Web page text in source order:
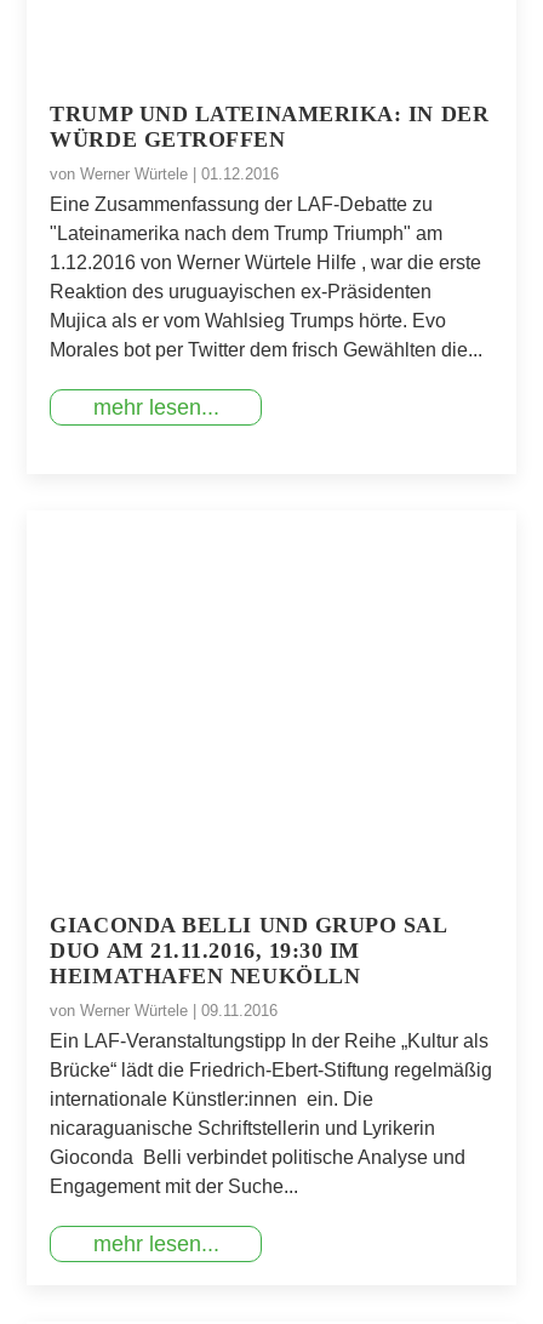
TRUMP UND LATEINAMERIKA: IN DER
WÜRDE GETROFFEN
vonWerner Würtele |01.12.2016
Eine Zusammenfassung der LAF-Debatte zu
"Lateinamerika nach dem Trump Triumph" am
1.12.2016 von Werner Würtele Hilfe , war die erste
Reaktion des uruguayischen ex-Präsidenten
Mujica als er vom Wahlsieg Trumps hörte. Evo
Morales bot per Twitter dem frisch Gewählten die...
mehr lesen...
GIACONDA BELLI UND GRUPO SAL
DUO AM 21.11.2016, 19:30 IM
HEIMATHAFEN NEUKÖLLN
vonWerner Würtele |09.11.2016
Ein LAF-Veranstaltungstipp In der Reihe „Kultur als
Brücke“ lädt die Friedrich-Ebert-Stiftung regelmäßig
internationale Künstler:innen ein. Die
nicaraguanische Schriftstellerin und Lyrikerin
Gioconda Belli verbindet politische Analyse und
Engagement mit der Suche...
mehr lesen...